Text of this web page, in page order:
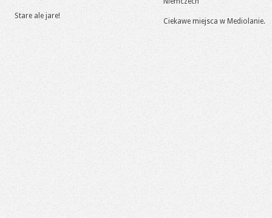
Stare ale jare!
Ciekawe miejsca w Mediolanie.